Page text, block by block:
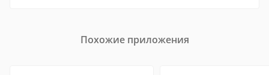
Похожие приложения